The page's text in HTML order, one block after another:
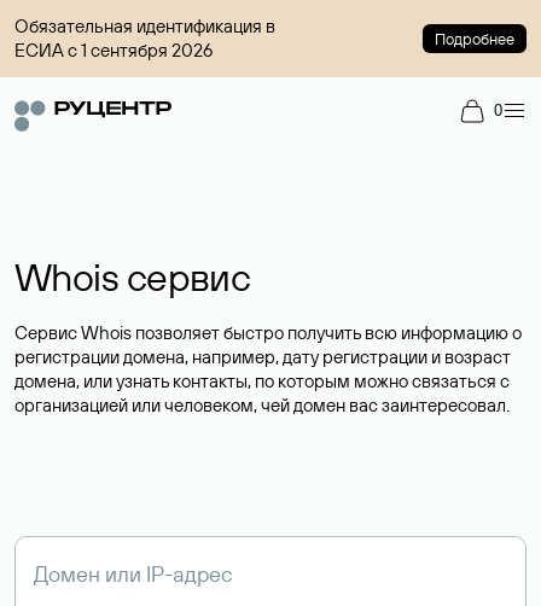
Обязательная идентификация в
ЕСИА с 1 сентября 2026
Подробнее
0
Whois сервис
Сервис Whois позволяет быстро получить всю информацию о
регистрации домена, например, дату регистрации и возраст
домена, или узнать контакты, по которым можно связаться с
организацией или человеком, чей домен вас заинтересовал.